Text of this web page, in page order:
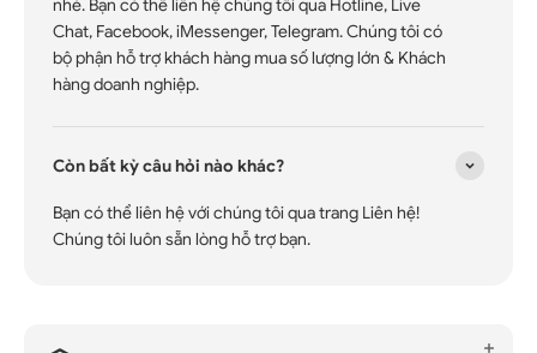
nhé. Bạn có thể liên hệ chúng tôi qua Hotline, Live
Chat, Facebook, iMessenger, Telegram. Chúng tôi có
bộ phận hỗ trợ khách hàng mua số lượng lớn & Khách
hàng doanh nghiệp.
Còn bất kỳ câu hỏi nào khác?
Bạn có thể liên hệ với chúng tôi qua trang Liên hệ!
Chúng tôi luôn sẵn lòng hỗ trợ bạn.